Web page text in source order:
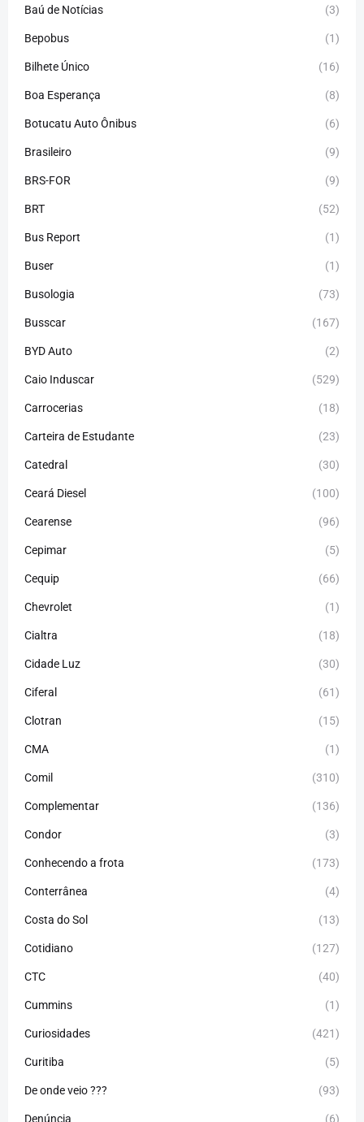
Baú de Notícias (3)
Bepobus (1)
Bilhete Único (16)
Boa Esperança (8)
Botucatu Auto Ônibus (6)
Brasileiro (9)
BRS-FOR (9)
BRT (52)
Bus Report (1)
Buser (1)
Busologia (73)
Busscar (167)
BYD Auto (2)
Caio Induscar (529)
Carrocerias (18)
Carteira de Estudante (23)
Catedral (30)
Ceará Diesel (100)
Cearense (96)
Cepimar (5)
Cequip (66)
Chevrolet (1)
Cialtra (18)
Cidade Luz (30)
Ciferal (61)
Clotran (15)
CMA (1)
Comil (310)
Complementar (136)
Condor (3)
Conhecendo a frota (173)
Conterrânea (4)
Costa do Sol (13)
Cotidiano (127)
CTC (40)
Cummins (1)
Curiosidades (421)
Curitiba (5)
De onde veio ??? (93)
Denúncia (6)